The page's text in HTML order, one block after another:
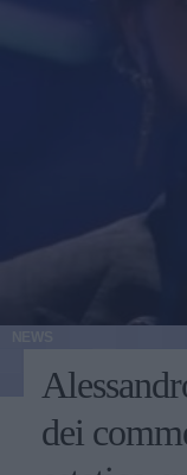
dei